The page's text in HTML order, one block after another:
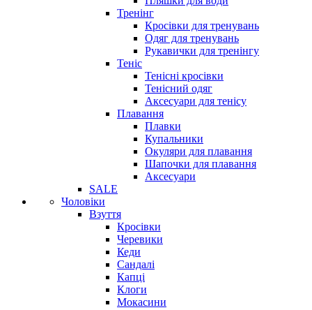
Тренінг
Кросівки для тренувань
Одяг для тренувань
Рукавички для тренінгу
Теніс
Тенісні кросівки
Тенісний одяг
Аксесуари для тенісу
Плавання
Плавки
Купальники
Окуляри для плавання
Шапочки для плавання
Аксесуари
SALE
Чоловіки
Взуття
Кросівки
Черевики
Кеди
Сандалі
Капці
Клоги
Мокасини